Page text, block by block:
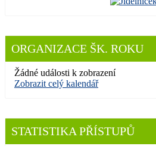
ORGANIZACE ŠK. ROKU
Žádné události k zobrazení
Zobrazit celý kalendář
STATISTIKA PŘÍSTUPŮ